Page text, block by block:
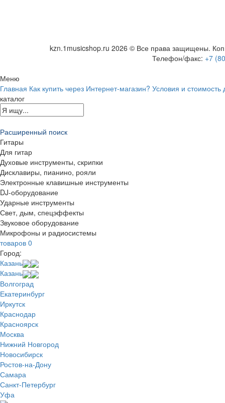
kzn.1musicshop.ru 2026 © Все права защищены.
Телефон/факс: +7
Меню
Главная Как купить через Интернет-магазин? Условия и стоимость
каталог
Расширенный поиск
Гитары
Для гитар
Духовые инструменты, скрипки
Дисклавиры, пианино, рояли
Электронные клавишные инструменты
DJ-оборудование
Ударные инструменты
Свет, дым, спецэффекты
Звуковое оборудование
Микрофоны и радиосистемы
товаров 0
Город:
Казань
Казань
Волгоград
Екатеринбург
Иркутск
Краснодар
Красноярск
Москва
Нижний Новгород
Новосибирск
Ростов-на-Дону
Самара
Санкт-Петербург
Уфа